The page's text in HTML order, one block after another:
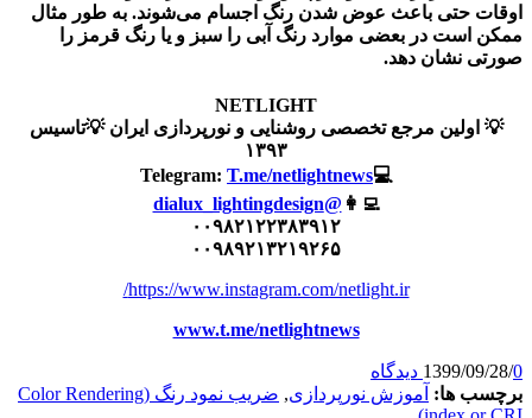
اوقات حتی باعث عوض شدن رنگ اجسام می‌شوند. به طور مثال
ممکن است در بعضی موارد رنگ آبی را سبز و یا رنگ قرمز را
صورتی نشان دهد.
NETLIGHT
💡 اولین مرجع تخصصی روشنایی و نورپردازی ایران 💡تاسیس
۱۳۹۳
💻Telegram:
T.me/netlightnews
👩‍💻
@dialux_lightingdesign
۰۰۹۸۲۱۲۲۳۸۳۹۱۲
۰۰۹۸۹۲۱۳۲۱۹۲۶۵
https://www.instagram.com/netlight.ir/
www.t.me/netlightnews
1399/09/28/0 دیدگاه
برچسب ها: آموزش نورپردازی,
ضریب نمود رنگ (Color Rendering